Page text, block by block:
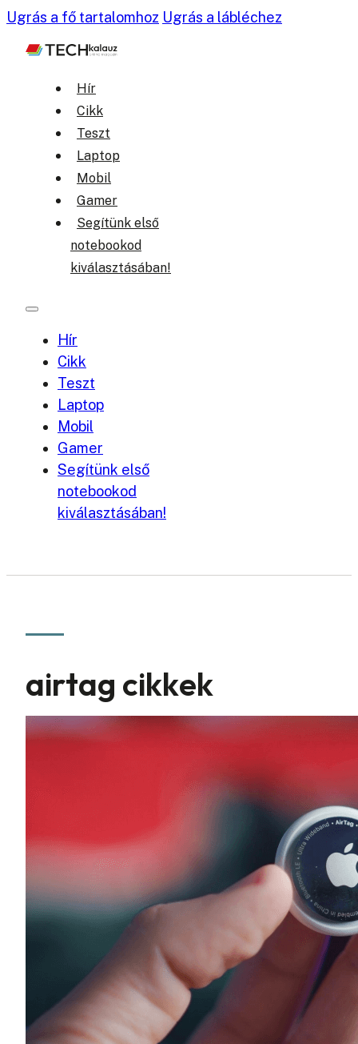
Ugrás a fő tartalomhoz Ugrás a lábléchez
Hír
Cikk
Teszt
Laptop
Mobil
Gamer
Segítünk első
notebookod
kiválasztásában!
Hír
Cikk
Teszt
Laptop
Mobil
Gamer
Segítünk első
notebookod
kiválasztásában!
airtag cikkek